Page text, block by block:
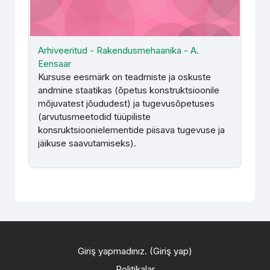
Arhiveeritud - Rakendusmehaanika - A.
Eensaar
Kursuse eesmärk on teadmiste ja oskuste
andmine staatikas (õpetus konstruktsioonile
mõjuvatest jõududest) ja tugevusõpetuses
(arvutusmeetodid tüüpiliste
konsruktsioonielementide piisava tugevuse ja
jäikuse saa­vutamiseks).
Giriş yapmadınız. (Giriş yap)